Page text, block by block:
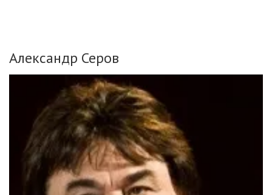
Александр Серов